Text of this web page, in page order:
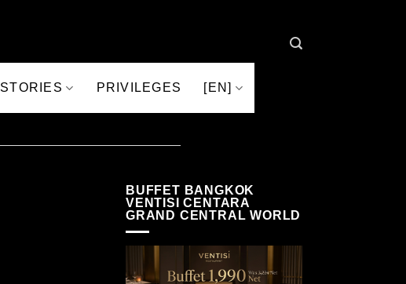
STORIES PRIVILEGES [EN]
BUFFET BANGKOK
VENTISI CENTARA
GRAND CENTRAL WORLD